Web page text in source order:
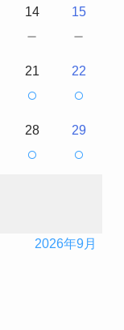
14
－
15
－
21
○
22
○
28
○
29
○
2026年9月